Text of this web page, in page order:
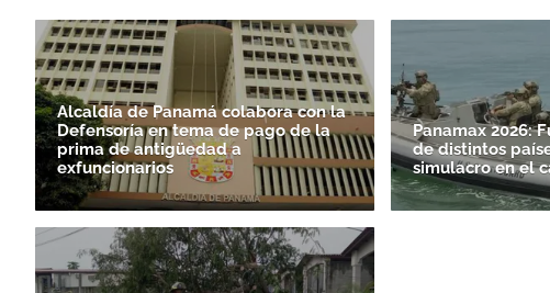
Alcaldía de Panamá colabora con la
Defensoría en tema de pago de la
prima de antigüedad a
exfuncionarios
Panamax 2026:
de distintos
simulacro en el